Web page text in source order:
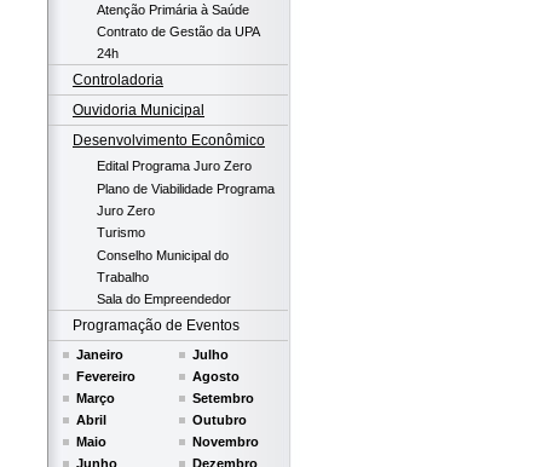
Atenção Primária à Saúde
Contrato de Gestão da UPA
24h
Controladoria
Ouvidoria Municipal
Desenvolvimento Econômico
Edital Programa Juro Zero
Plano de Viabilidade Programa
Juro Zero
Turismo
Conselho Municipal do
Trabalho
Sala do Empreendedor
Programação de Eventos
Janeiro
Fevereiro
Março
Abril
Maio
Junho
Julho
Agosto
Setembro
Outubro
Novembro
Dezembro